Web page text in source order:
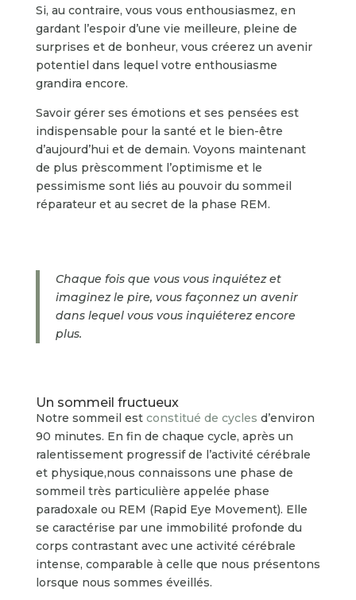
Si, au contraire, vous vous enthousiasmez, en
gardant l’espoir d’une vie meilleure, pleine de
surprises et de bonheur, vous créerez un avenir
potentiel dans lequel votre enthousiasme
grandira encore.
Savoir gérer ses émotions et ses pensées est
indispensable pour la santé et le bien-être
d’aujourd’hui et de demain. Voyons maintenant
de plus prèscomment l’optimisme et le
pessimisme sont liés au pouvoir du sommeil
réparateur et au secret de la phase REM.
Chaque fois que vous vous inquiétez et
imaginez le pire, vous façonnez un avenir
dans lequel vous vous inquiéterez encore
plus.
Un sommeil fructueux
Notre sommeil estconstitué de cycles d’environ
90 minutes. En fin de chaque cycle, après un
ralentissement progressif de l’activité cérébrale
et physique,nous connaissons une phase de
sommeil très particulière appelée phase
paradoxale ou REM (Rapid Eye Movement). Elle
se caractérise par une immobilité profonde du
corps contrastant avec une activité cérébrale
intense, comparable à celle que nous présentons
lorsque nous sommes éveillés.